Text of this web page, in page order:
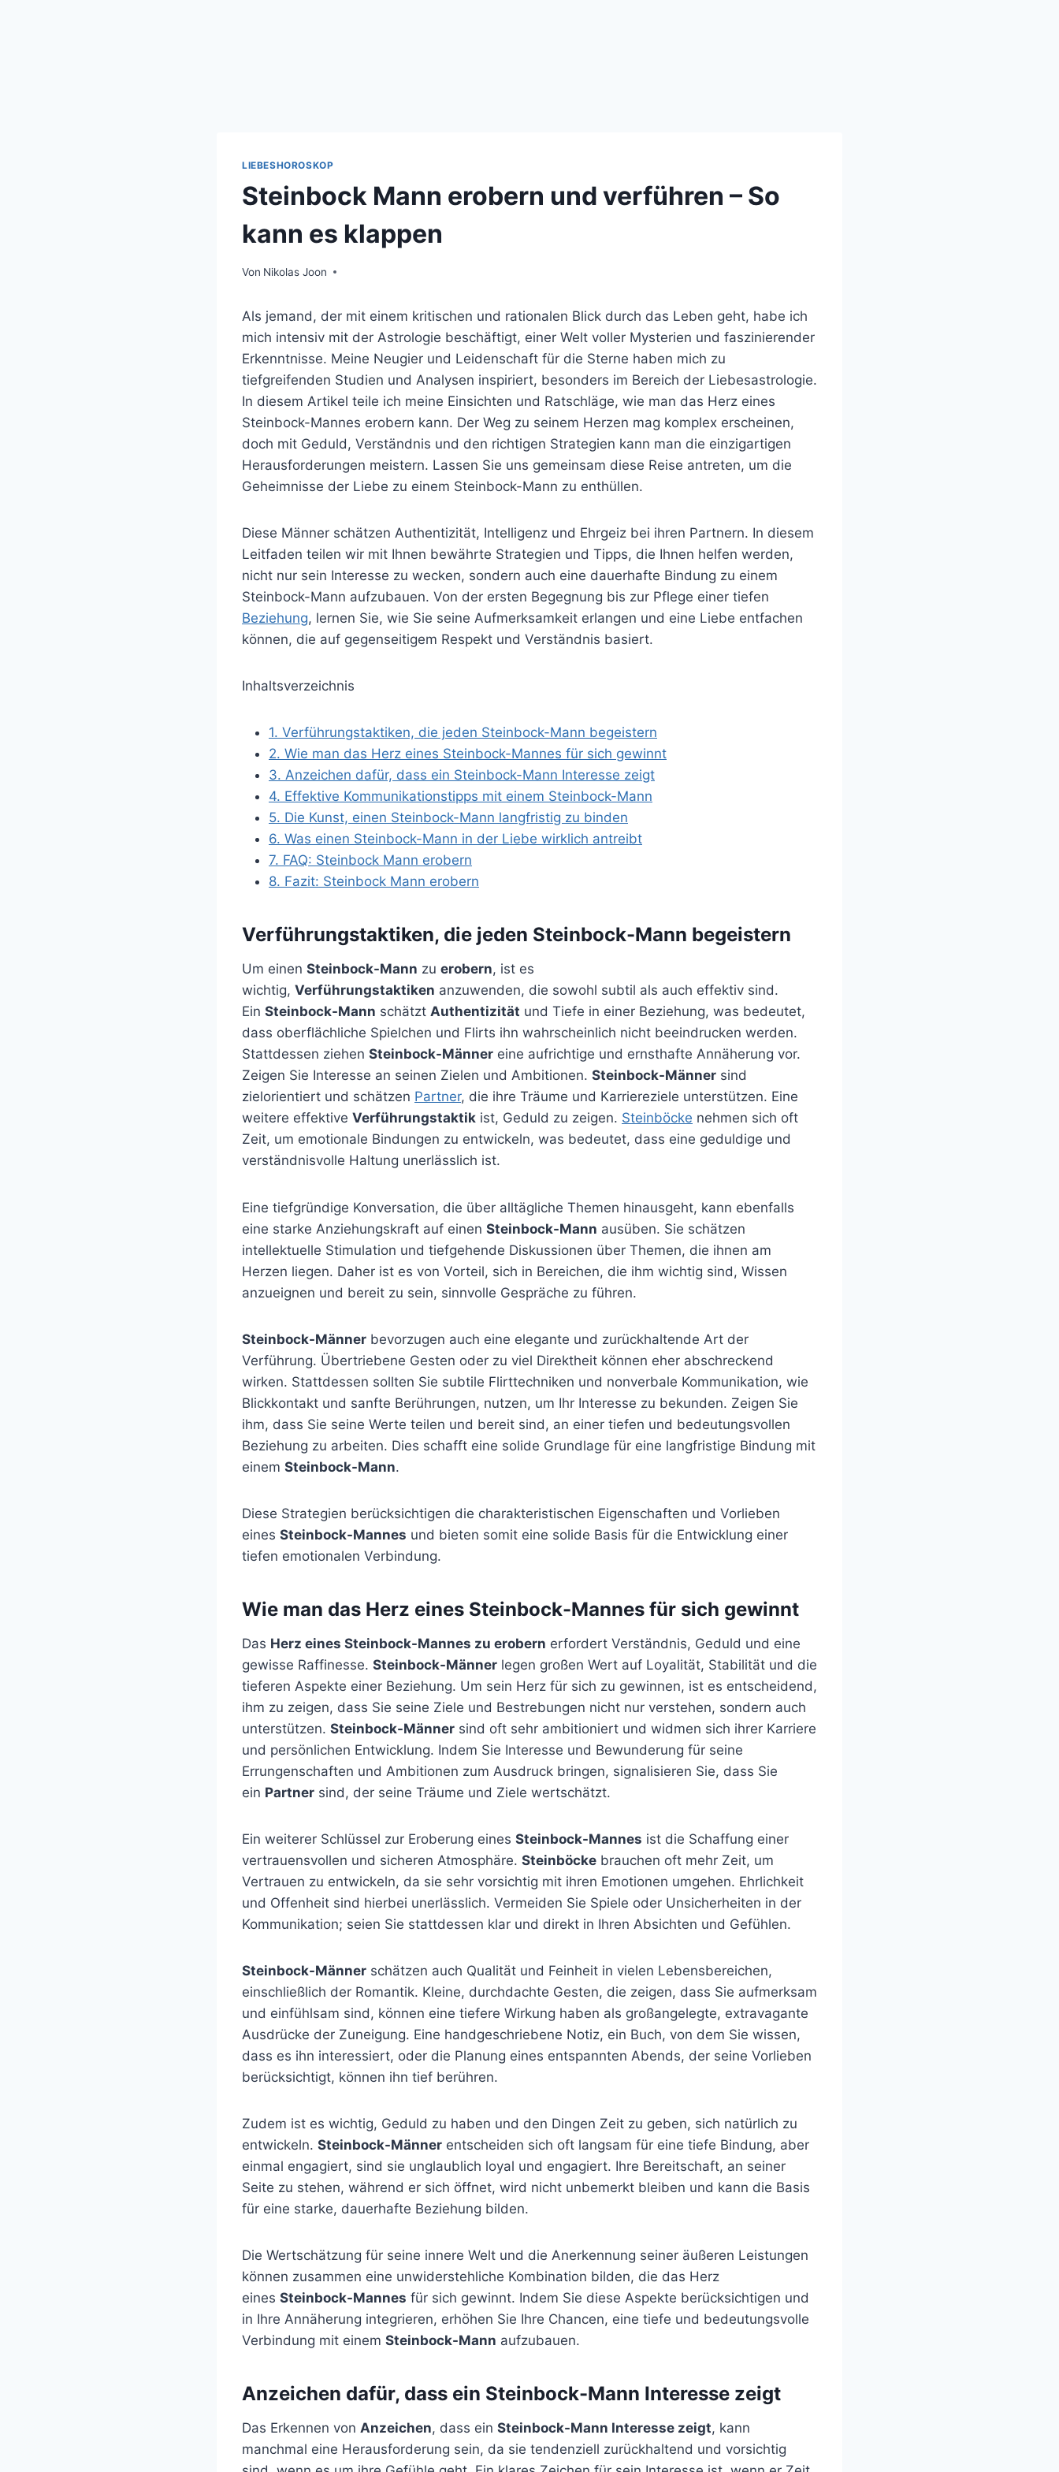
LIEBESHOROSKOP
Steinbock Mann erobern und verführen – So
kann es klappen
Von Nikolas Joon
Als jemand, der mit einem kritischen und rationalen Blick durch das Leben geht, habe ich
mich intensiv mit der Astrologie beschäftigt, einer Welt voller Mysterien und faszinierender
Erkenntnisse. Meine Neugier und Leidenschaft für die Sterne haben mich zu
tiefgreifenden Studien und Analysen inspiriert, besonders im Bereich der Liebesastrologie.
In diesem Artikel teile ich meine Einsichten und Ratschläge, wie man das Herz eines
Steinbock-Mannes erobern kann. Der Weg zu seinem Herzen mag komplex erscheinen,
doch mit Geduld, Verständnis und den richtigen Strategien kann man die einzigartigen
Herausforderungen meistern. Lassen Sie uns gemeinsam diese Reise antreten, um die
Geheimnisse der Liebe zu einem Steinbock-Mann zu enthüllen.
Diese Männer schätzen Authentizität, Intelligenz und Ehrgeiz bei ihren Partnern. In diesem
Leitfaden teilen wir mit Ihnen bewährte Strategien und Tipps, die Ihnen helfen werden,
nicht nur sein Interesse zu wecken, sondern auch eine dauerhafte Bindung zu einem
Steinbock-Mann aufzubauen. Von der ersten Begegnung bis zur Pflege einer tiefen
Beziehung, lernen Sie, wie Sie seine Aufmerksamkeit erlangen und eine Liebe entfachen
können, die auf gegenseitigem Respekt und Verständnis basiert.
Inhaltsverzeichnis
1. Verführungstaktiken, die jeden Steinbock-Mann begeistern
2. Wie man das Herz eines Steinbock-Mannes für sich gewinnt
3. Anzeichen dafür, dass ein Steinbock-Mann Interesse zeigt
4. Effektive Kommunikationstipps mit einem Steinbock-Mann
5. Die Kunst, einen Steinbock-Mann langfristig zu binden
6. Was einen Steinbock-Mann in der Liebe wirklich antreibt
7. FAQ: Steinbock Mann erobern
8. Fazit: Steinbock Mann erobern
Verführungstaktiken, die jeden Steinbock-Mann begeistern
Um einen Steinbock-Mann zu erobern, ist es
wichtig, Verführungstaktiken anzuwenden, die sowohl subtil als auch effektiv sind.
Ein Steinbock-Mann schätzt Authentizität und Tiefe in einer Beziehung, was bedeutet,
dass oberflächliche Spielchen und Flirts ihn wahrscheinlich nicht beeindrucken werden.
Stattdessen ziehen Steinbock-Männer eine aufrichtige und ernsthafte Annäherung vor.
Zeigen Sie Interesse an seinen Zielen und Ambitionen. Steinbock-Männer sind
zielorientiert und schätzen Partner, die ihre Träume und Karriereziele unterstützen. Eine
weitere effektive Verführungstaktik ist, Geduld zu zeigen. Steinböcke nehmen sich oft
Zeit, um emotionale Bindungen zu entwickeln, was bedeutet, dass eine geduldige und
verständnisvolle Haltung unerlässlich ist.
Eine tiefgründige Konversation, die über alltägliche Themen hinausgeht, kann ebenfalls
eine starke Anziehungskraft auf einen Steinbock-Mann ausüben. Sie schätzen
intellektuelle Stimulation und tiefgehende Diskussionen über Themen, die ihnen am
Herzen liegen. Daher ist es von Vorteil, sich in Bereichen, die ihm wichtig sind, Wissen
anzueignen und bereit zu sein, sinnvolle Gespräche zu führen.
Steinbock-Männer bevorzugen auch eine elegante und zurückhaltende Art der
Verführung. Übertriebene Gesten oder zu viel Direktheit können eher abschreckend
wirken. Stattdessen sollten Sie subtile Flirttechniken und nonverbale Kommunikation, wie
Blickkontakt und sanfte Berührungen, nutzen, um Ihr Interesse zu bekunden. Zeigen Sie
ihm, dass Sie seine Werte teilen und bereit sind, an einer tiefen und bedeutungsvollen
Beziehung zu arbeiten. Dies schafft eine solide Grundlage für eine langfristige Bindung mit
einem Steinbock-Mann.
Diese Strategien berücksichtigen die charakteristischen Eigenschaften und Vorlieben
eines Steinbock-Mannes und bieten somit eine solide Basis für die Entwicklung einer
tiefen emotionalen Verbindung.
Wie man das Herz eines Steinbock-Mannes für sich gewinnt
Das Herz eines Steinbock-Mannes zu erobern erfordert Verständnis, Geduld und eine
gewisse Raffinesse. Steinbock-Männer legen großen Wert auf Loyalität, Stabilität und die
tieferen Aspekte einer Beziehung. Um sein Herz für sich zu gewinnen, ist es entscheidend,
ihm zu zeigen, dass Sie seine Ziele und Bestrebungen nicht nur verstehen, sondern auch
unterstützen. Steinbock-Männer sind oft sehr ambitioniert und widmen sich ihrer Karriere
und persönlichen Entwicklung. Indem Sie Interesse und Bewunderung für seine
Errungenschaften und Ambitionen zum Ausdruck bringen, signalisieren Sie, dass Sie
ein Partner sind, der seine Träume und Ziele wertschätzt.
Ein weiterer Schlüssel zur Eroberung eines Steinbock-Mannes ist die Schaffung einer
vertrauensvollen und sicheren Atmosphäre. Steinböcke brauchen oft mehr Zeit, um
Vertrauen zu entwickeln, da sie sehr vorsichtig mit ihren Emotionen umgehen. Ehrlichkeit
und Offenheit sind hierbei unerlässlich. Vermeiden Sie Spiele oder Unsicherheiten in der
Kommunikation; seien Sie stattdessen klar und direkt in Ihren Absichten und Gefühlen.
Steinbock-Männer schätzen auch Qualität und Feinheit in vielen Lebensbereichen,
einschließlich der Romantik. Kleine, durchdachte Gesten, die zeigen, dass Sie aufmerksam
und einfühlsam sind, können eine tiefere Wirkung haben als großangelegte, extravagante
Ausdrücke der Zuneigung. Eine handgeschriebene Notiz, ein Buch, von dem Sie wissen,
dass es ihn interessiert, oder die Planung eines entspannten Abends, der seine Vorlieben
berücksichtigt, können ihn tief berühren.
Zudem ist es wichtig, Geduld zu haben und den Dingen Zeit zu geben, sich natürlich zu
entwickeln. Steinbock-Männer entscheiden sich oft langsam für eine tiefe Bindung, aber
einmal engagiert, sind sie unglaublich loyal und engagiert. Ihre Bereitschaft, an seiner
Seite zu stehen, während er sich öffnet, wird nicht unbemerkt bleiben und kann die Basis
für eine starke, dauerhafte Beziehung bilden.
Die Wertschätzung für seine innere Welt und die Anerkennung seiner äußeren Leistungen
können zusammen eine unwiderstehliche Kombination bilden, die das Herz
eines Steinbock-Mannes für sich gewinnt. Indem Sie diese Aspekte berücksichtigen und
in Ihre Annäherung integrieren, erhöhen Sie Ihre Chancen, eine tiefe und bedeutungsvolle
Verbindung mit einem Steinbock-Mann aufzubauen.
Anzeichen dafür, dass ein Steinbock-Mann Interesse zeigt
Das Erkennen von Anzeichen, dass ein Steinbock-Mann Interesse zeigt, kann
manchmal eine Herausforderung sein, da sie tendenziell zurückhaltend und vorsichtig